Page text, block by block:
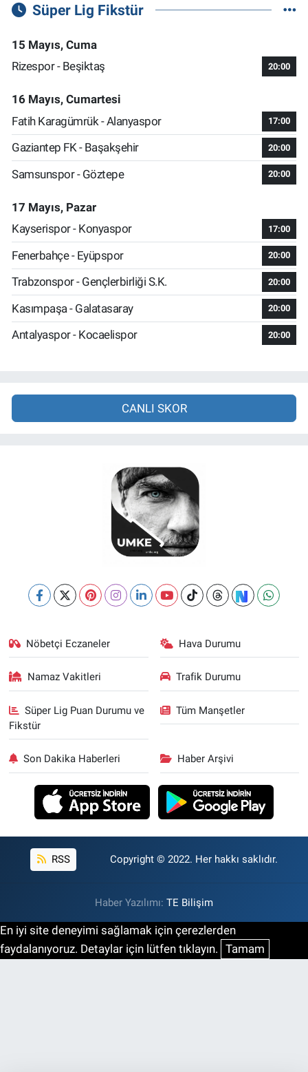
Süper Lig Fikstür
15 Mayıs, Cuma
Rizespor - Beşiktaş
20:00
16 Mayıs, Cumartesi
Fatih Karagümrük - Alanyaspor
17:00
Gaziantep FK - Başakşehir 20:00
Samsunspor - Göztepe 20:00
17 Mayıs, Pazar
Kayserispor - Konyaspor
17:00
Fenerbahçe - Eyüpspor 20:00
Trabzonspor - Gençlerbirliği S.K. 20:00
Kasımpaşa - Galatasaray 20:00
Antalyaspor - Kocaelispor 20:00
CANLI SKOR
Nöbetçi Eczaneler Hava Durumu
Namaz Vakitleri Trafik Durumu
Süper Lig Puan Durumu ve
Fikstür
Tüm Manşetler
Son Dakika Haberleri Haber Arşivi
RSS Copyright © 2022. Her hakkı saklıdır.
Haber Yazılımı: TE Bilişim
En iyi site deneyimi sağlamak için çerezlerden
faydalanıyoruz. Detaylar için lütfen tıklayın. Tamam